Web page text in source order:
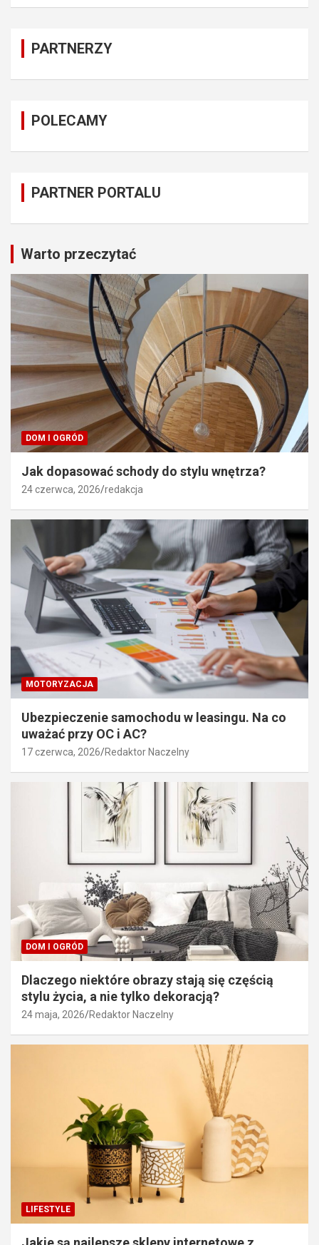
PARTNERZY
POLECAMY
PARTNER PORTALU
Warto przeczytać
DOM I OGRÓD
Jak dopasować schody do stylu wnętrza?
24 czerwca, 2026 redakcja
MOTORYZACJA
Ubezpieczenie samochodu w leasingu. Na co
uważać przy OC i AC?
17 czerwca, 2026 Redaktor Naczelny
DOM I OGRÓD
Dlaczego niektóre obrazy stają się częścią
stylu życia, a nie tylko dekoracją?
24 maja, 2026 Redaktor Naczelny
LIFESTYLE